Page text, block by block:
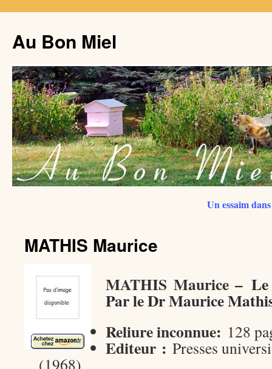
Au Bon Miel
Un essaim
MATHIS Maurice
MATHIS Maurice –
Par le Dr Maurice
Reliure inconnue: 128
Editeur : Presses
(1968)